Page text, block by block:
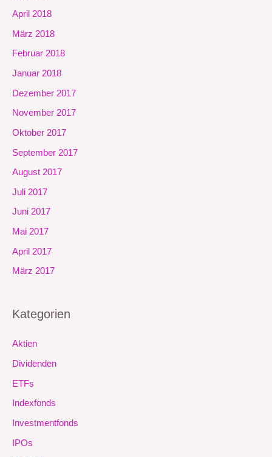
April 2018
März 2018
Februar 2018
Januar 2018
Dezember 2017
November 2017
Oktober 2017
September 2017
August 2017
Juli 2017
Juni 2017
Mai 2017
April 2017
März 2017
Kategorien
Aktien
Dividenden
ETFs
Indexfonds
Investmentfonds
IPOs